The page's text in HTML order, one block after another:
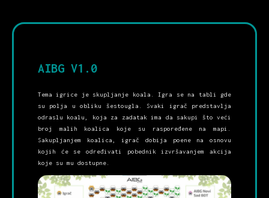
AIBG V1.0
Tema igrice je skupljanje koala. Igra se na tabli gde
su polja u obliku šestougla. Svaki igrač predstavlja
odraslu koalu, koja za zadatak ima da sakupi što veći
broj malih koalica koje su raspoređene na mapi.
Sakupljanjem koalica, igrač dobija poene na osnovu
kojih će se određivati pobednik izvršavanjem akcija
koje su mu dostupne.